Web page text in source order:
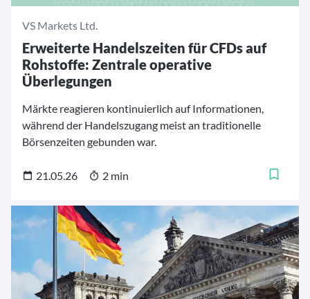
VS Markets Ltd.
Erweiterte Handelszeiten für CFDs auf
Rohstoffe: Zentrale operative
Überlegungen
Märkte reagieren kontinuierlich auf Informationen,
während der Handelszugang meist an traditionelle
Börsenzeiten gebunden war.
21.05.26 2 min